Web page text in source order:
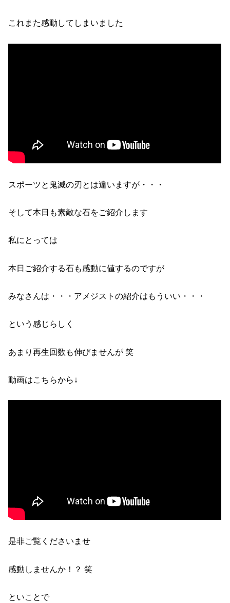
これまた感動してしまいました
スポーツと鬼滅の刃とは違いますが・・・
そして本日も素敵な石をご紹介します
私にとっては
本日ご紹介する石も感動に値するのですが
みなさんは・・・アメジストの紹介はもういい・・・
という感じらしく
あまり再生回数も伸びませんが 笑
動画はこちらから↓
是非ご覧くださいませ
感動しませんか！？ 笑
といことで